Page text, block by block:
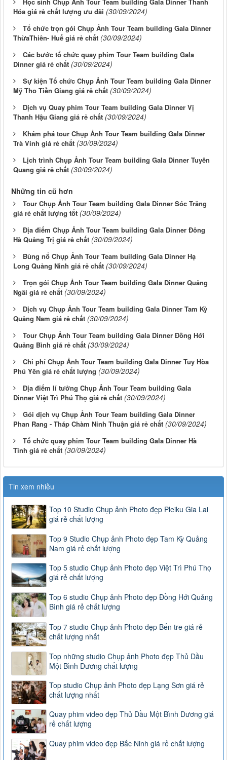
Hóa giá rẻ chất lượng ưu đãi (30/09/2024)
Tổ chức trọn gói Chụp Ảnh Tour Team building Gala Dinner
ThừaThiên- Huế giá rẻ chất (30/09/2024)
Các bước tổ chức quay phim Tour Team building Gala
Dinner giá rẻ chất (30/09/2024)
Sự kiện Tổ chức Chụp Ảnh Tour Team building Gala Dinner
Mỹ Tho Tiền Giang giá rẻ chất (30/09/2024)
Dịch vụ Quay phim Tour Team building Gala Dinner Vị
Thanh Hậu Giang giá rẻ chất (30/09/2024)
Khám phá tour Chụp Ảnh Tour Team building Gala Dinner
Trà Vinh giá rẻ chất (30/09/2024)
Lịch trình Chụp Ảnh Tour Team building Gala Dinner Tuyên
Quang giá rẻ chất (30/09/2024)
Những tin cũ hơn
Tour Chụp Ảnh Tour Team building Gala Dinner Sóc Trăng
giá rẻ chất lượng tốt (30/09/2024)
Địa điểm Chụp Ảnh Tour Team building Gala Dinner Đông
Hà Quảng Trị giá rẻ chất (30/09/2024)
Bùng nổ Chụp Ảnh Tour Team building Gala Dinner Hạ
Long Quảng Ninh giá rẻ chất (30/09/2024)
Trọn gói Chụp Ảnh Tour Team building Gala Dinner Quảng
Ngãi giá rẻ chất (30/09/2024)
Dịch vụ Chụp Ảnh Tour Team building Gala Dinner Tam Kỳ
Quảng Nam giá rẻ chất (30/09/2024)
Tour Chụp Ảnh Tour Team building Gala Dinner Đồng Hới
Quảng Bình giá rẻ chất (30/09/2024)
Chi phí Chụp Ảnh Tour Team building Gala Dinner Tuy Hòa
Phú Yên giá rẻ chất lượng (30/09/2024)
Địa điểm lí tưởng Chụp Ảnh Tour Team building Gala
Dinner Việt Trì Phú Thọ giá rẻ chất (30/09/2024)
Gói dịch vụ Chụp Ảnh Tour Team building Gala Dinner
Phan Rang - Tháp Chàm Ninh Thuận giá rẻ chất (30/09/2024)
Tổ chức quay phim Tour Team building Gala Dinner Hà
Tĩnh giá rẻ chất (30/09/2024)
Tin xem nhiều
Top 10 Studio Chụp ảnh Photo đẹp Pleiku Gia Lai
giá rẻ chất lượng
Top 9 Studio Chụp ảnh Photo đẹp Tam Kỳ Quảng
Nam giá rẻ chất lượng
Top 5 studio Chụp ảnh Photo đẹp Việt Trì Phú Thọ
giá rẻ chất lượng
Top 6 studio Chụp ảnh Photo đẹp Đồng Hới Quảng
Bình giá rẻ chất lượng
Top 7 studio Chụp ảnh Photo đẹp Bến tre giá rẻ
chất lượng nhất
Top những studio Chụp ảnh Photo đẹp Thủ Dầu
Một Bình Dương chất lượng
Top studio Chụp ảnh Photo đẹp Lạng Sơn giá rẻ
chất lượng nhất
Quay phim video đẹp Thủ Dầu Một Bình Dương giá
rẻ chất lượng
Quay phim video đẹp Bắc Ninh giá rẻ chất lượng